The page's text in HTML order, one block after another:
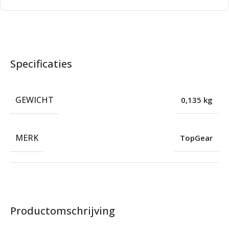
Productomschrijving
Specificaties
GEWICHT 0,135 kg
MERK TopGear